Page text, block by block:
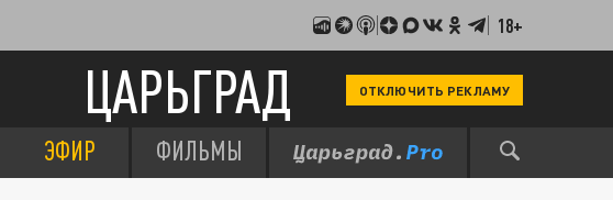
18+
ЦАРЬГРАД ОТКЛЮЧИТЬ РЕКЛАМУ
ЭФИР ФИЛЬМЫ